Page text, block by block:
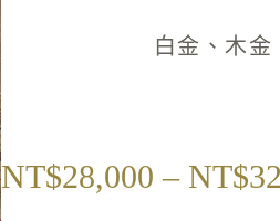
白金、木
NT$28,000 – NT$